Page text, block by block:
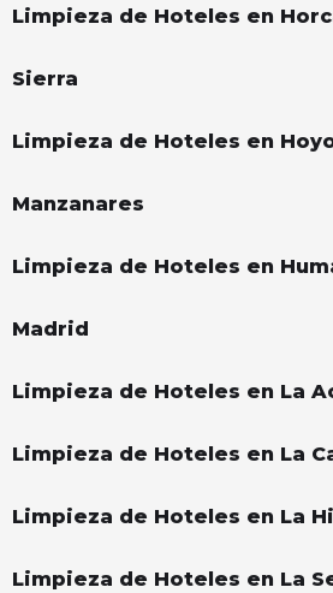
Limpieza de Hoteles en
Sierra
Limpieza de Hoteles en
Manzanares
Limpieza de Hoteles en
Madrid
Limpieza de Hoteles en La
Limpieza de Hoteles en La
Limpieza de Hoteles en La
Limpieza de Hoteles en La